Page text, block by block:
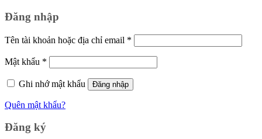
Đăng nhập
Tên tài khoản hoặc địa chỉ email *
buộc
Mật khẩu *
buộc
Ghi nhớ mật khẩu
Đăng nhập
Quên mật khẩu?
Đăng ký